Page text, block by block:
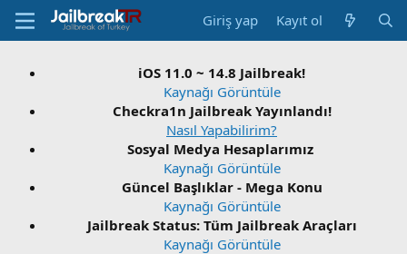
Giriş yap Kayıt ol
iOS 11.0 ~ 14.8 Jailbreak!
Kaynağı Görüntüle
Checkra1n Jailbreak Yayınlandı!
Nasıl Yapabilirim?
Sosyal Medya Hesaplarımız
Kaynağı Görüntüle
Güncel Başlıklar - Mega Konu
Kaynağı Görüntüle
Jailbreak Status: Tüm Jailbreak Araçları
Kaynağı Görüntüle